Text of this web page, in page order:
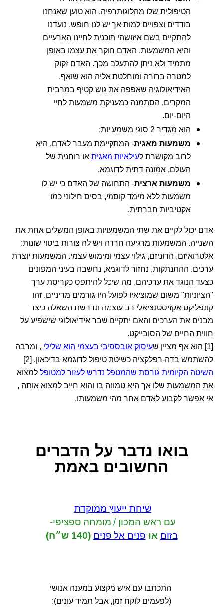
הטיפולית שלו מהלוגותרפיה. הוא טוען שאנחנו
בודדים וצפויים למות אך יש לנו חופש, נועדנו
להתקיים בשם איזושהי תוכנית לחיינו הארעיים
והיא המשמעות. האדם חוקר את עצמו באופן
מתמיד ולא ניתן להתעלם מכך. האדם זקוק
למטרה ברורה ומוחלטת אליה הוא שואף.
האידיאולוגיה שאפפה את גוש קטיף במרבית
המקרים, הסתמנה כמעניקת משמעות לחיי
היום-יום.
הוא מגדיר 2 סוגי משמעויות:
משמעות מאגית- המתקיימת מעבר לאדם, היא
לרוב מקושרת לעילאיות מאגית או רוחנית של
העולם, אמונה דתית לדוגמא.
משמעות ארצית- התחושה של האדם כי יש לו
משמעות ללא מימד קוסמי, בסיס חילוני כמו
אקטיביות חברתית.
אדם יכול לקיים את שתי המשמעויות באופן המשלים אחת את
השנייה. המשמעות מרגיעה חרדה ויש לה צורות ביטוי שונות:
אלטרואיזם, הדוניזם, גילוי עצמי ומימוש עצמי. המשמעות יוצרת
ערכים. ההתנתקות, נחזור לדוגמא, נחשבה בעיני המפונים
כצעד הנוגד את ערכיהם, מה שיכל להיתפס כקריסת ערך
"הציוניות" משום שמוציאיו לפועל היו גורמים מדיניים. זהו
קונפליקט אקזיסטנציאלי רב עוצמה ונדרשת השאלה כיצד
מבנים את הערכים והאם יתקיים שבר אידיאולוגי שישפיע על
חווית החיים של הסובייקט.
[1] הוא אף מציין ש
עיסוק אובססיבי בעצמי הוא שלילי , ומרבה
להשתמש בדה-רפלקציה כשיטת טיפול לדוגמא בדיכאון. [2]
השיטה הקיומית גורסת שהמטפל נדרש לעזור למטופל למצוא
את המשמעות שלו אך היא טמונה בו והוא חייב למצוא אותה ,
אי אפשר לקבוע לאדם אחר מהי משמעותו.
בואו נדבר על הדברים
החשובים באמת
שיחת ייעוץ ממוקדת
עם ראש המכון / מומחה ספציפי-
בזום או פנים אל פנים (140 ש״ח)
התכתבו עם איש מקצוע במענה אנושי
(לפעמים לוקח זמן, אבל תמיד עונים):